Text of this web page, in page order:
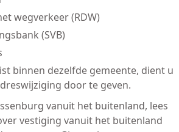
wegverkeer (RDW)
(SVB)
binnen dezelfde gemeente, dient u
door te geven.
vanuit het buitenland, lees
vestiging vanuit het buitenland